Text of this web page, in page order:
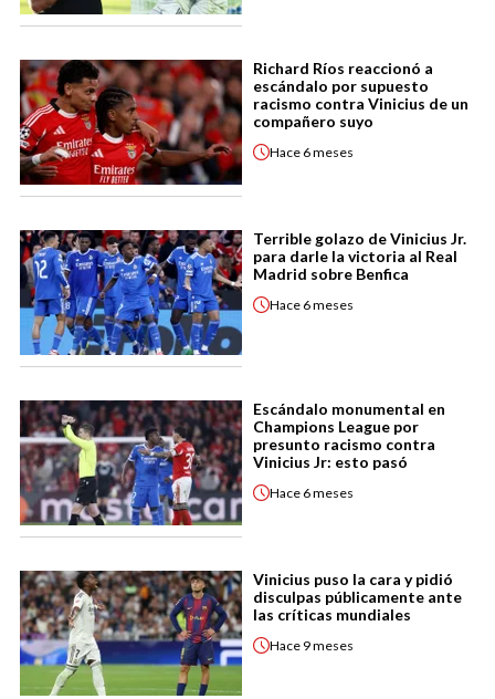
Richard Ríos reaccionó a
escándalo por supuesto
racismo contra Vinicius de un
compañero suyo
Hace 6 meses
Terrible golazo de Vinicius Jr.
para darle la victoria al Real
Madrid sobre Benfica
Hace 6 meses
Escándalo monumental en
Champions League por
presunto racismo contra
Vinicius Jr: esto pasó
Hace 6 meses
Vinicius puso la cara y pidió
disculpas públicamente ante
las críticas mundiales
Hace 9 meses